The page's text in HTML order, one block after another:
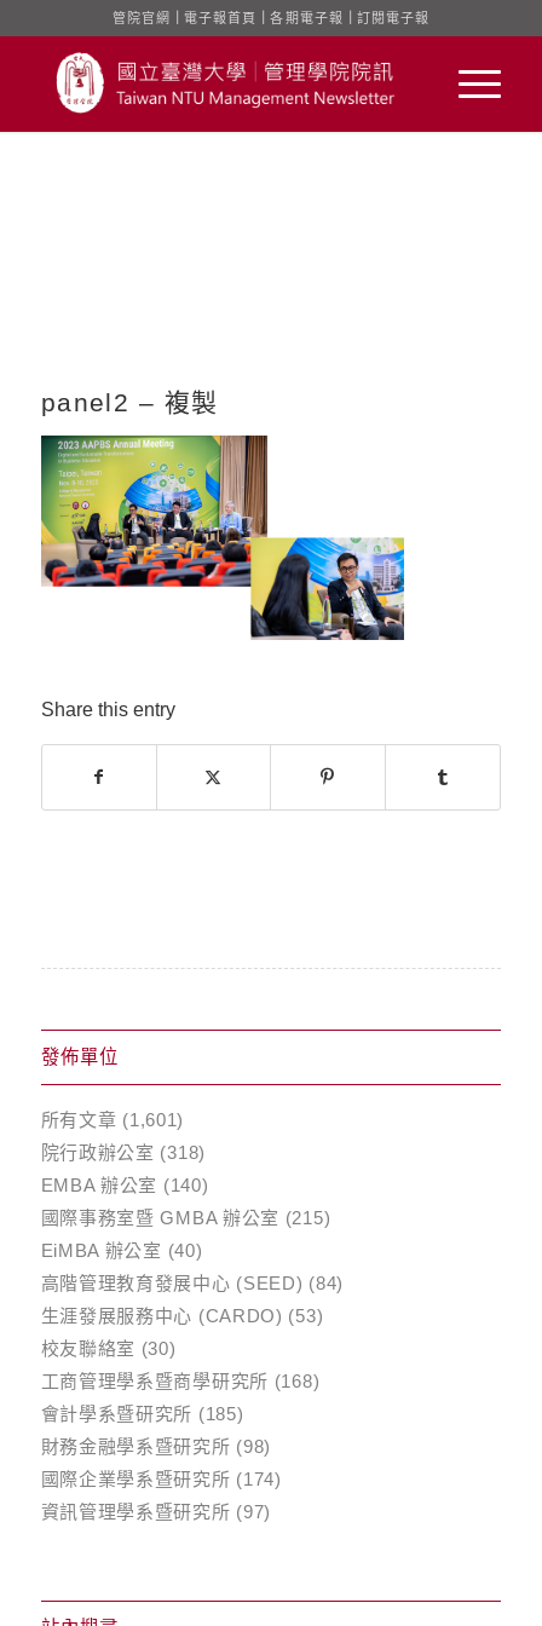
管院官網 電子報首頁 ｜各期電子報 訂閱電子報
panel2 – 複製
Share this entry
發佈單位
所有文章 (1,601)
院行政辦公室 (318)
EMBA 辦公室 (140)
國際事務室暨 GMBA 辦公室 (215)
EiMBA 辦公室 (40)
高階管理教育發展中心 (SEED) (84)
生涯發展服務中心 (CARDO) (53)
校友聯絡室 (30)
工商管理學系暨商學研究所 (168)
會計學系暨研究所 (185)
財務金融學系暨研究所 (98)
國際企業學系暨研究所 (174)
資訊管理學系暨研究所 (97)